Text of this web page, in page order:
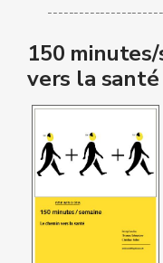
150
vers la santé